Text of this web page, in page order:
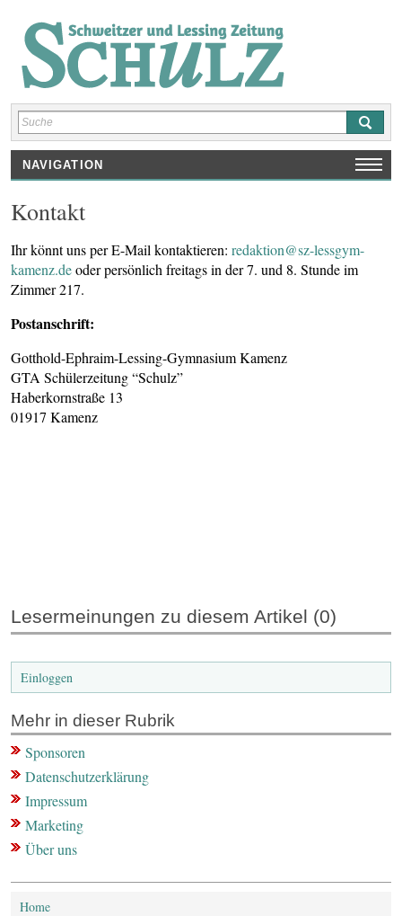
NAVIGATION
AUSGABEN
SCHULNEWS
INTERVIEWS/ REPORTAGEN
KUNST/ KULTUR/ SPRACHEN
SPORT
SHOP
Kontakt
Ihr könnt uns per E-Mail kontaktieren: redaktion@sz-lessgym-
kamenz.deoder persönlich freitags in der 7. und 8. Stunde im
Zimmer 217.
Postanschrift:
Gotthold-Ephraim-Lessing-Gymnasium Kamenz
GTA Schülerzeitung “Schulz”
Haberkornstraße 13
01917 Kamenz
Lesermeinungen zu diesem Artikel (0)
Einloggen
Mehr in dieser Rubrik
Sponsoren
Datenschutz­erklärung
Impressum
Marketing
Über uns
Home